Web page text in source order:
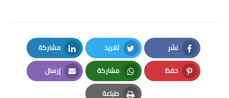
نشر
Facebook
تغريد
Twitter
مشاركة
LinkedIn
حفظ
Pinterest
مشاركة
Whatsapp
إرسال
Email
طباعة